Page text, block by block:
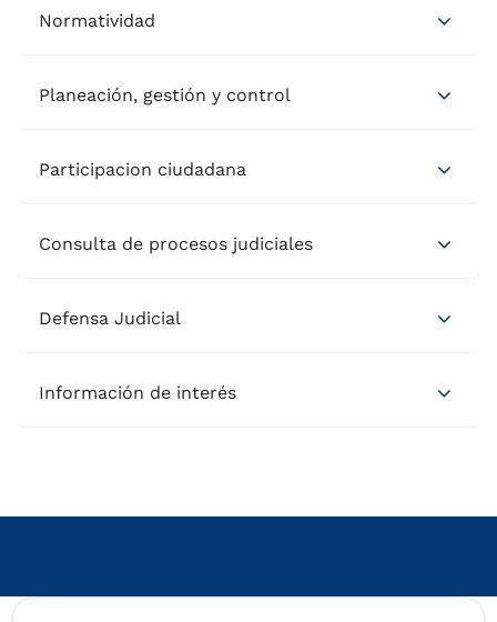
Normatividad
Planeación, gestión y control
Participacion ciudadana
Consulta de procesos judiciales
Defensa Judicial
Información de interés